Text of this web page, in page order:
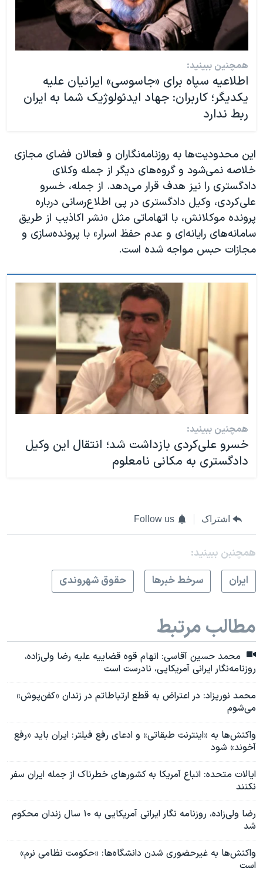
همچنین ببینید:
اطلاعیه سپاه برای «جاسوسی» ایرانیان علیه
یکدیگر؛ کاربران: جهاد ایدئولوژیک شما به ایران
ربط ندارد
این محدودیت‌ها به روزنامه‌نگاران و فعالان فضای مجازی
خلاصه نمی‌شود و گروه‌های دیگر از جمله وکلای
دادگستری را نیز هدف قرار می‌دهد. از جمله، خسرو
علی‌کردی، وکیل دادگستری در پی اطلاع‌رسانی درباره
پرونده موکلانش، با اتهاماتی مثل «نشر اکاذیب از طریق
سامانه‌های رایانه‌ای و عدم حفظ اسرار» با پرونده‌سازی و
مجازات حبس مواجه شده است.
همچنین ببینید:
خسرو علی‌کردی بازداشت شد؛ انتقال این وکیل
دادگستری به مکانی نامعلوم
اشتراک Follow us
همچنبن ببینید:
ايران
سرخط خبرها حقوق شهروندی
مطالب مرتبط
محمد حسین آقاسی: اتهام قوه قضاییه علیه رضا ولی‌زاده،
روزنامه‌نگار ایرانی آمریکایی، نادرست است
محمد نوریزاد: در اعتراض به قطع ارتباطاتم در زندان «کفن‌پوش»
می‌شوم
واکنش‌ها به «اینترنت طبقاتی» و ادعای رفع فیلتر: ایران باید «رفع
آخوند» شود
ایالات متحده: اتباع آمریکا به کشورهای خطرناک از جمله ایران سفر
نکنند
رضا ولی‌زاده، روزنامه نگار ایرانی آمریکایی به ۱۰ سال زندان محکوم
شد
واکنش‌ها به غیرحضوری شدن دانشگاه‌ها: «حکومت نظامی نرم»
است